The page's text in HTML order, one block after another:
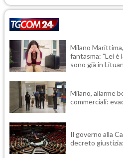
Milano
fantasma: "Lei è
sono già in
Milano, allarme
commerciali:
Il governo alla
decreto